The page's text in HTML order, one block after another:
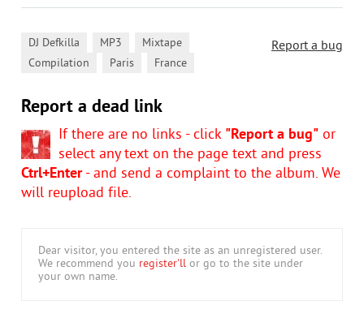
Report a bug
DJ Defkilla MP3 Mixtape
Compilation Paris France
Report a dead link
If there are no links - click "Report a bug" or
select any text on the page text and press
Ctrl+Enter- and send a complaint to the album. We
will reupload file.
Dear visitor, you entered the site as an unregistered user.
We recommend you register'll or go to the site under
your own name.